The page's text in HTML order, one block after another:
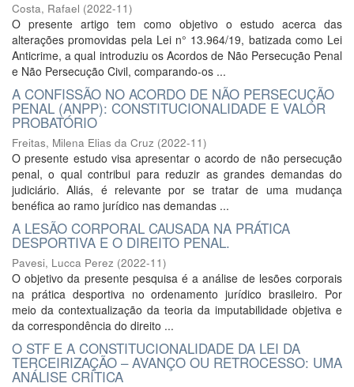
Costa, Rafael (2022-11)
O presente artigo tem como objetivo o estudo acerca das
alterações promovidas pela Lei n° 13.964/19, batizada como Lei
Anticrime, a qual introduziu os Acordos de Não Persecução Penal
e Não Persecução Civil, comparando-os ...
A CONFISSÃO NO ACORDO DE NÃO PERSECUÇÃO
PENAL (ANPP): CONSTITUCIONALIDADE E VALOR
PROBATÓRIO
Freitas, Milena Elias da Cruz (2022-11)
O presente estudo visa apresentar o acordo de não persecução
penal, o qual contribui para reduzir as grandes demandas do
judiciário. Aliás, é relevante por se tratar de uma mudança
benéfica ao ramo jurídico nas demandas ...
A LESÃO CORPORAL CAUSADA NA PRÁTICA
DESPORTIVA E O DIREITO PENAL.
Pavesi, Lucca Perez (2022-11)
O objetivo da presente pesquisa é a análise de lesões corporais
na prática desportiva no ordenamento jurídico brasileiro. Por
meio da contextualização da teoria da imputabilidade objetiva e
da correspondência do direito ...
O STF E A CONSTITUCIONALIDADE DA LEI DA
TERCEIRIZAÇÃO – AVANÇO OU RETROCESSO: UMA
ANÁLISE CRÍTICA